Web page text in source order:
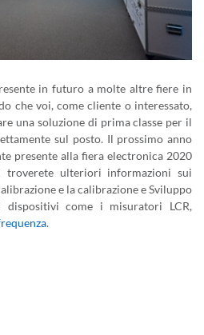
in futuro a molte altre fiere in
che voi, come cliente o interessato,
una soluzione di prima classe per il
sul posto. Il prossimo anno
presente alla fiera electronica 2020
ulteriori informazioni sui
e la calibrazione e Sviluppo
come i misuratori LCR,
.